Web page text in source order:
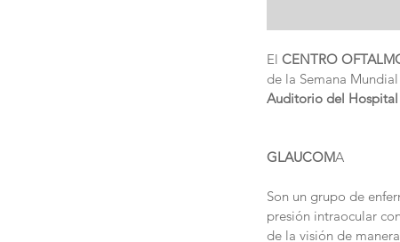
El CENTRO
de la Semana
Auditorio del
GLAUCOMA
Son un grupo de
presión intraocular
de la visión de